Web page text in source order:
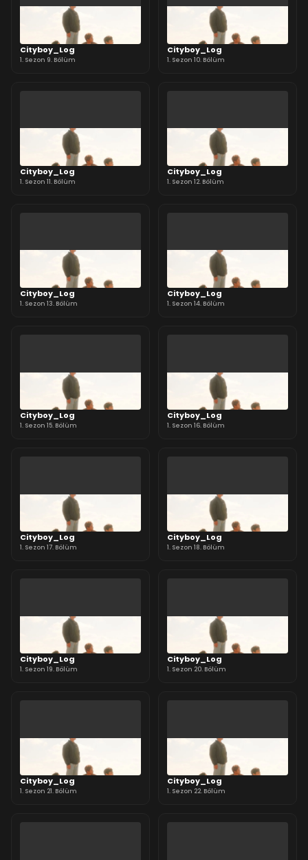
Cityboy_Log
1. Sezon 9. Bölüm
Cityboy_Log
1. Sezon 10. Bölüm
Cityboy_Log
1. Sezon 11. Bölüm
Cityboy_Log
1. Sezon 12. Bölüm
Cityboy_Log
1. Sezon 13. Bölüm
Cityboy_Log
1. Sezon 14. Bölüm
Cityboy_Log
1. Sezon 15. Bölüm
Cityboy_Log
1. Sezon 16. Bölüm
Cityboy_Log
1. Sezon 17. Bölüm
Cityboy_Log
1. Sezon 18. Bölüm
Cityboy_Log
1. Sezon 19. Bölüm
Cityboy_Log
1. Sezon 20. Bölüm
Cityboy_Log
1. Sezon 21. Bölüm
Cityboy_Log
1. Sezon 22. Bölüm